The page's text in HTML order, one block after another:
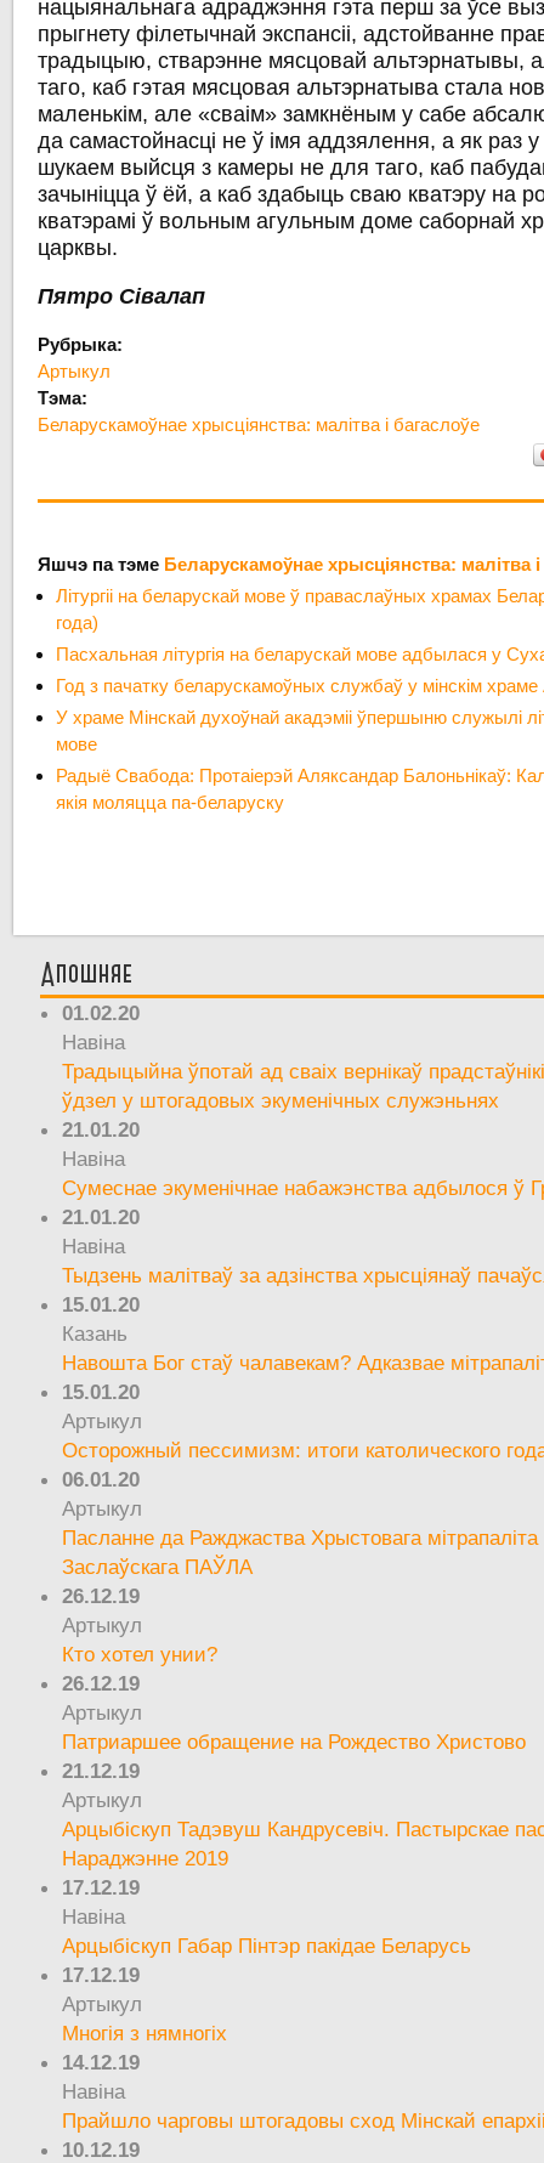
нацыянальнага адраджэння гэта перш за ўсе
прыгнету філетычнай экспансіі, адстойванне
традыцыю, стварэнне мясцовай альтэрнатывы,
таго, каб гэтая мясцовая альтэрнатыва стала
маленькім, але «сваім» замкнёным у сабе
да самастойнасці не ў імя аддзялення, а як раз у
шукаем выйсця з камеры не для таго, каб
зачыніцца ў ёй, а каб здабыць сваю кватэру на
кватэрамі ў вольным агульным доме саборнай
царквы.
Пятро Сівалап
Рубрыка:
Артыкул
Тэма:
Беларускамоўнае хрысціянства: малітва і багаслоўе
Яшчэ па тэме Беларускамоўнае хрысціянства: малітва
Літургіі на беларускай мове ў праваслаўных храмах
года)
Пасхальная літургія на беларускай мове адбылася у
Год з пачатку беларускамоўных службаў у мінскім храме
У храме Мінскай духоўнай акадэміі ўпершыню служылі
мове
Радыё Свабода: Протаіерэй Аляксандар Балоньнікаў:
якія моляцца па-беларуску
Апошняе
01.02.20
Навіна
Традыцыйна ўпотай ад сваіх вернікаў
ўдзел у штогадовых экуменічных служэньнях
21.01.20
Навіна
Сумеснае экуменічнае набажэнства адбылося ў
21.01.20
Навіна
Тыдзень малітваў за адзінства хрысціянаў
15.01.20
Казань
Навошта Бог стаў чалавекам? Адказвае
15.01.20
Артыкул
Осторожный пессимизм: итоги католического
06.01.20
Артыкул
Пасланне да Ражджаства Хрыстовага мітрапаліта
Заслаўскага ПАЎЛА
26.12.19
Артыкул
Кто хотел унии?
26.12.19
Артыкул
Патриаршее обращение на Рождество Христово
21.12.19
Артыкул
Арцыбіскуп Тадэвуш Кандрусевіч. Пастырскае
Нараджэнне 2019
17.12.19
Навіна
Арцыбіскуп Габар Пінтэр пакідае Беларусь
17.12.19
Артыкул
Многія з нямногіх
14.12.19
Навіна
Прайшло чарговы штогадовы сход Мінскай
10.12.19